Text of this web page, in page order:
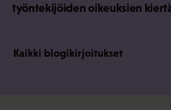
työntekijöiden oikeuksien
Kaikki blogikirjoitukset